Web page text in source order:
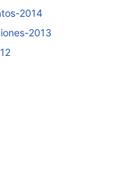
2014
2013